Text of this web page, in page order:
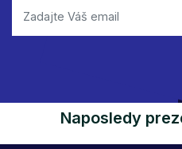
Naposledy